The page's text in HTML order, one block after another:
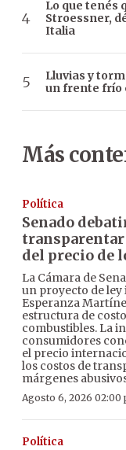
Lo que tenés
Stroessner,
Italia
Lluvias y
un frente frío
Más
Política
Senado
del precio de
La Cámara de
un proyecto de
Esperanza
estructura de
combustibles. La
consumidores
el precio
los costos de
márgenes
Agosto 6, 2026 02:00
Política